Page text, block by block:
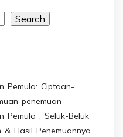
Search
Pemula: Ciptaan-
penemuan
Pemula : Seluk-Beluk
Hasil Penemuannya